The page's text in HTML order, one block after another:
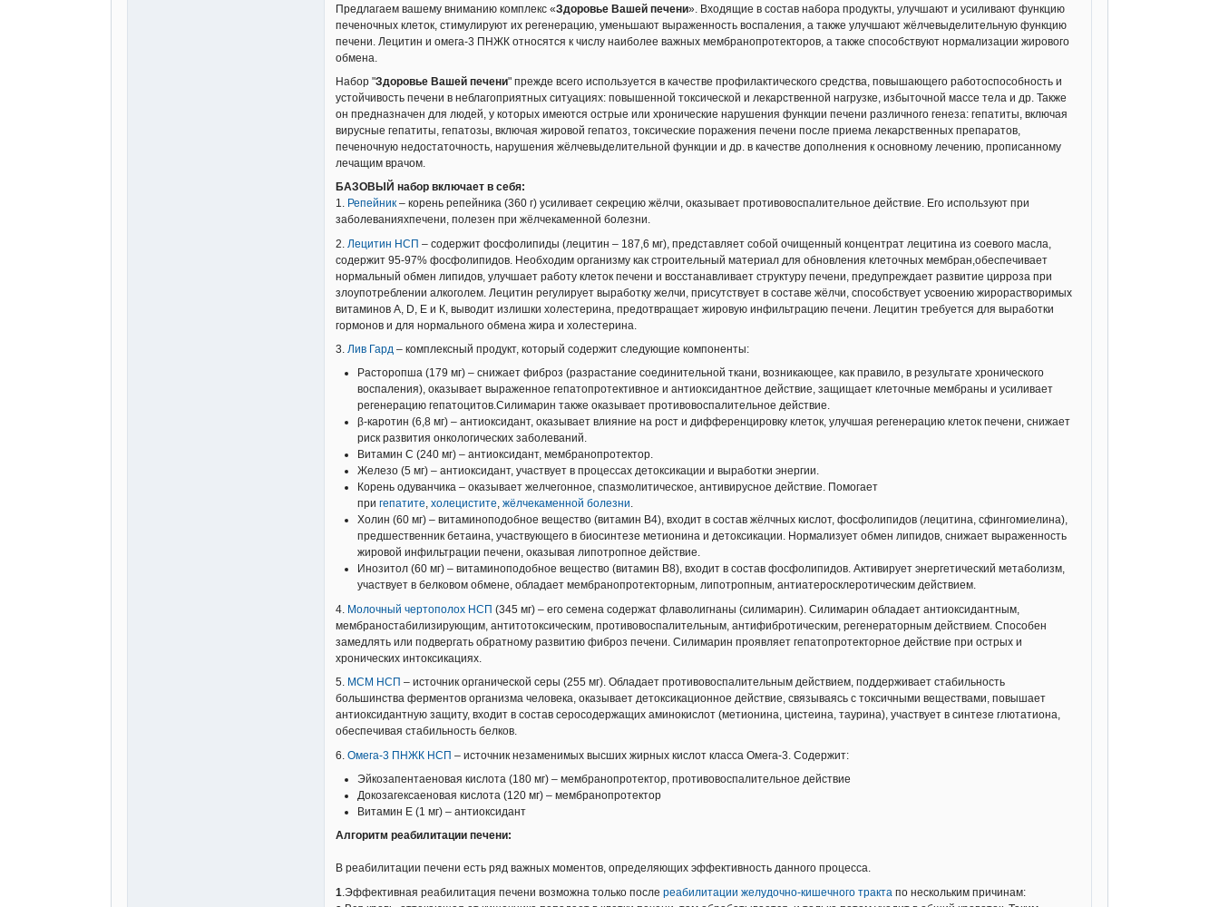
1.Эффективная реабилитация печени возможна только послереабилитации желудочно-кишечного трактапо нескольким причинам:
a.Вся кровь, оттекающая от кишечника попадает в клетки печени, там обрабатывается, и только потом уходит в общий кровоток.
Таким образом, если желудочно-кишечный тракт не прошел реабилитацию, то на печень ложится повышенная токсическая нагрузка,
и полноценного оздоровления печени добиться не удастся.
b.Желчь, производимая печенью, выделяется в двенадцатиперстную кишку, которая часто подвергается повреждению. С другой
«мозгом брюшной полости». Другими словами, если Вы предварительно провели реабилитацию желудочно-кишечного тракта, и, в
частности, двенадцатиперстной кишки, тогда и работа системы желчеотделения тоже будет эффективной.
2.При желчекаменной болезни рекомендуется дробить на большее количество приемов дозу таких продуктов,
как Репейник (принимать по ½ капсулы 3-4 раза в день с едой) и Лив Гард (по ½ таблетки 3-4 раза в день). Это повысит общую
эффективность и безопасность этих продуктов.
.При серьезных заболеваниях печени (вирусный гепатит, цирроз печени и пр.) индивидуальную программу реабилитации следует
составить под контролем наших врачей-нутрициологов (обратитесь к Вашему консультанту), которые комплексно оценят Ваше
состояние здоровья с учетом клинико-лабораторных показателей.
[list=*]
[/list]
При незначительных нарушениях функции печени интенсивность приема данных продуктов можно уменьшить. В случае острых
нарушений функции печени приема необходимо продолжать до исчезновения проявлений печеночной дисфункции.Эффективность
гепатопротективного действия продуктов прямо зависит от принимаемой дозы. При тяжелых хронических нарушениях функции
печени мы рекомендуем принимать данный набор в соответствии с имеющимися рекомендациями постоянно, поскольку печень
нуждается в непрерывной питательной и метаболической поддержке. В этом случае программу поддержки печени можно усилить
дополнительным приемом поливитаминов ( Супер Комплекс,ТНТ,СмартМил ), антиоксидантов ( Антиоксидант НСП,Витамин С
НСП,Витамин Е ), стимуляторов активности ферментов системы детоксикации (Индол-3-Карбинол), а в случае вирусного гепатита –
противовирусных препаратов (По д'Арко ,Корень Солодки
Эффективность программы поддержки печени будет выше, если сочетать ее с продуктами из набора
Для партнеров компании предлагаем данный набор по специальной цене с очковым наполнением 100 PV.
Ссылка на готовый набор в электронной версии каталога -
pecheni_723
Предлагаем вашему вниманию комплекс «Здоровье Вашей печени». Входящие в состав набора продукты, улучшают и усиливают функцию
печеночных клеток, стимулируют их регенерацию, уменьшают выраженность воспаления, а также улучшают жёлчевыделительную функцию
печени. Лецитин и омега-3 ПНЖК относятся к числу наиболее важных мембранопротекторов, а также способствуют нормализации жирового
обмена.
Набор "Здоровье Вашей печени" прежде всего используется в качестве профилактического средства, повышающего работоспособность и
устойчивость печени в неблагоприятных ситуациях: повышенной токсической и лекарственной нагрузке, избыточной массе тела и др. Также
он предназначен для людей, у которых имеются острые или хронические нарушения функции печени различного генеза: гепатиты, включая
вирусные гепатиты, гепатозы, включая жировой гепатоз, токсические поражения печени после приема лекарственных препаратов,
печеночную недостаточность, нарушения жёлчевыделительной функции и др. в качестве дополнения к основному лечению, прописанному
лечащим врачом.
БАЗОВЫЙ набор включает в себя:
1. Репейник – корень репейника (360 г) усиливает секрецию жёлчи, оказывает противовоспалительное действие. Его используют при
заболеванияхпечени, полезен при жёлчекаменной болезни.
2. Лецитин НСП – содержит фосфолипиды (лецитин – 187,6 мг), представляет собой очищенный концентрат лецитина из соевого масла,
содержит 95-97% фосфолипидов. Необходим организму как строительный материал для обновления клеточных мембран,обеспечивает
нормальный обмен липидов, улучшает работу клеток печени и восстанавливает структуру печени, предупреждает развитие цирроза при
злоупотреблении алкоголем. Лецитин регулирует выработку желчи, присутствует в составе жёлчи, способствует усвоению жирорастворимых
витаминов А, D, Е и К, выводит излишки холестерина, предотвращает жировую инфильтрацию печени. Лецитин требуется для выработки
гормонов и для нормального обмена жира и холестерина.
3. Лив Гард – комплексный продукт, который содержит следующие компоненты:
Расторопша (179 мг) – снижает фиброз (разрастание соединительной ткани, возникающее, как правило, в результате хронического
воспаления), оказывает выраженное гепатопротективное и антиоксидантное действие, защищает клеточные мембраны и усиливает
регенерацию гепатоцитов.Силимарин также оказывает противовоспалительное действие.
β-каротин (6,8 мг) – антиоксидант, оказывает влияние на рост и дифференцировку клеток, улучшая регенерацию клеток печени, снижает
риск развития онкологических заболеваний.
Витамин С (240 мг) – антиоксидант, мембранопротектор.
Железо (5 мг) – антиоксидант, участвует в процессах детоксикации и выработки энергии.
Корень одуванчика – оказывает желчегонное, спазмолитическое, антивирусное действие. Помогает
при гепатите, холецистите, жёлчекаменной болезни.
Холин (60 мг) – витаминоподобное вещество (витамин В4), входит в состав жёлчных кислот, фосфолипидов (лецитина, сфингомиелина),
предшественник бетаина, участвующего в биосинтезе метионина и детоксикации. Нормализует обмен липидов, снижает выраженность
жировой инфильтрации печени, оказывая липотропное действие.
Инозитол (60 мг) – витаминоподобное вещество (витамин B8), входит в состав фосфолипидов. Активирует энергетический метаболизм,
участвует в белковом обмене, обладает мембранопротекторным, липотропным, антиатеросклеротическим действием.
4. Молочный чертополох НСП (345 мг) – его семена содержат флаволигнаны (силимарин). Силимарин обладает антиоксидантным,
мембраностабилизирующим, антитотоксическим, противовоспалительным, антифибротическим, регенераторным действием. Способен
замедлять или подвергать обратному развитию фиброз печени. Силимарин проявляет гепатопротекторное действие при острых и
хронических интоксикациях.
5. МСМ НСП – источник органической серы (255 мг). Обладает противовоспалительным действием, поддерживает стабильность
большинства ферментов организма человека, оказывает детоксикационное действие, связываясь с токсичными веществами, повышает
антиоксидантную защиту, входит в состав серосодержащих аминокислот (метионина, цистеина, таурина), участвует в синтезе глютатиона,
обеспечивая стабильность белков.
6. Омега-3 ПНЖК НСП – источник незаменимых высших жирных кислот класса Омега-3. Содержит:
Эйкозапентаеновая кислота (180 мг) – мембранопротектор, противовоспалительное действие
Докозагексаеновая кислота (120 мг) – мембранопротектор
Витамин Е (1 мг) – антиоксидант
Алгоритм реабилитации печени:
В реабилитации печени есть ряд важных моментов, определяющих эффективность данного процесса.
1 .Эффективная реабилитация печени возможна только после реабилитации желудочно-кишечного тракта по нескольким причинам: